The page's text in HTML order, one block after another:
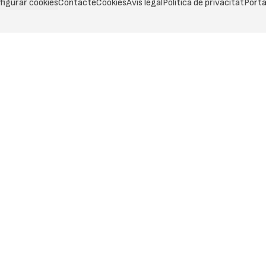
cookiesContacteCookiesAvís legalPolítica de privacitat